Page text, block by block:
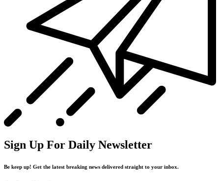
Sign Up For Daily Newsletter
Be keep up! Get the latest breaking news delivered straight to your inbox.